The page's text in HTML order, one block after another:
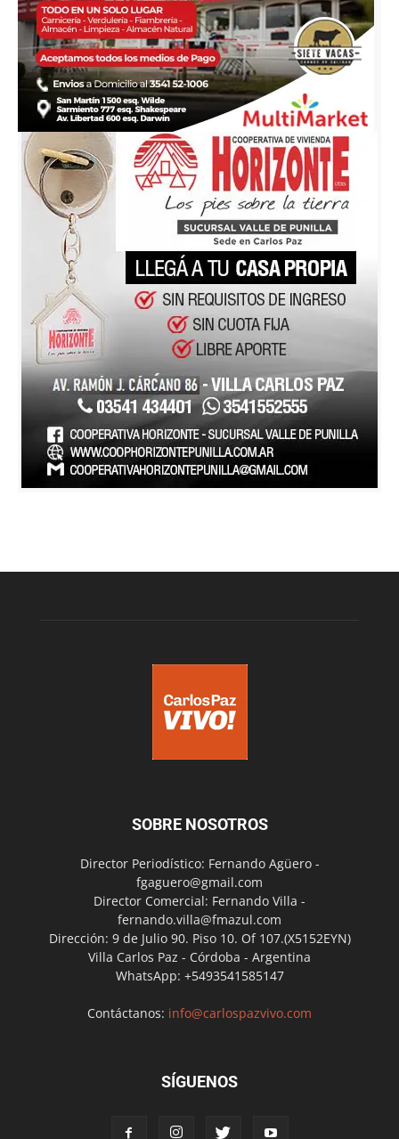
SOBRE NOSOTROS
Director Periodístico: Fernando Agüero -
fgaguero@gmail.com
Director Comercial: Fernando Villa -
fernando.villa@fmazul.com
Dirección: 9 de Julio 90. Piso 10. Of 107.(X5152EYN)
Villa Carlos Paz - Córdoba - Argentina
WhatsApp: +5493541585147
Contáctanos: info@carlospazvivo.com
SÍGUENOS